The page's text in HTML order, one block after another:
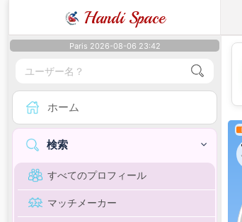
Handi Space
Paris 2026-08-06 23:42
ホーム
検索
すべてのプロフィール
マッチメーカー